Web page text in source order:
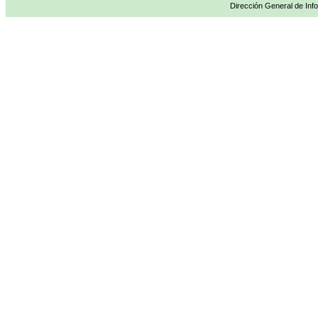
Dirección General de